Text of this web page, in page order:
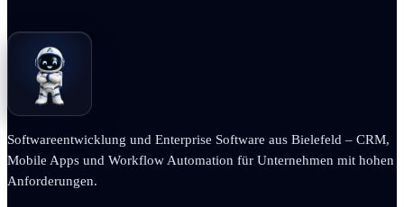
Softwareentwicklung und Enterprise Software aus Bielefeld – CRM,
Mobile Apps und Workflow Automation für Unternehmen mit hohen
Anforderungen.